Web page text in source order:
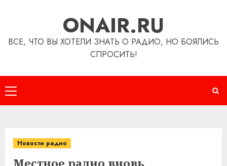
ONAIR.RU
ВСЕ, ЧТО ВЫ ХОТЕЛИ ЗНАТЬ О РАДИО, НО БОЯЛИСЬ
СПРОСИТЬ!
Основное
меню
Новости радио
Местное радио вновь